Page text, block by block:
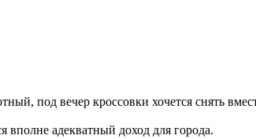
под вечер кроссовки хочется снять
адекватный доход для города.